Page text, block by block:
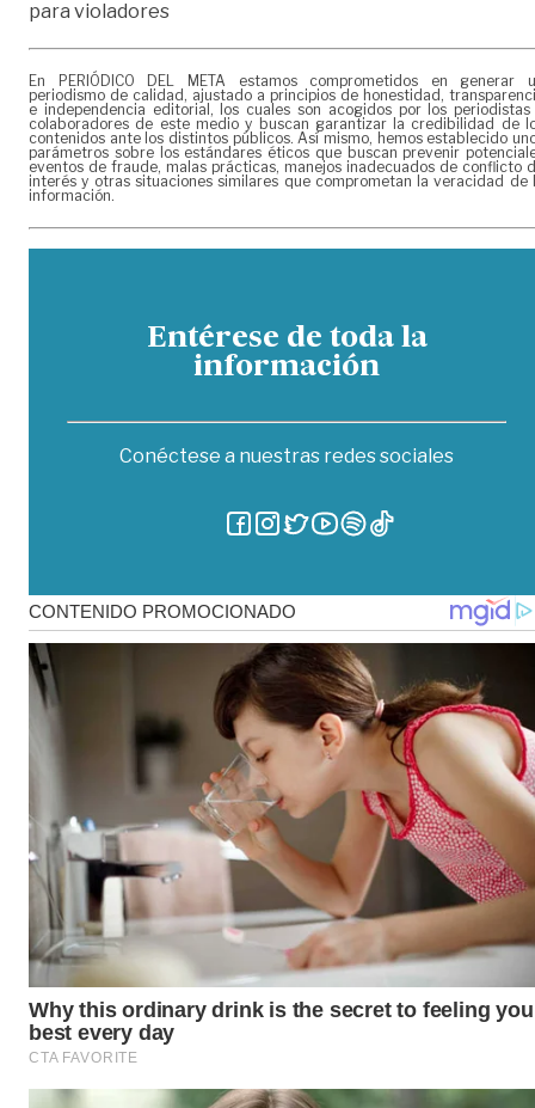
para violadores
En PERIÓDICO DEL META estamos comprometidos en generar
periodismo de calidad, ajustado a principios de honestidad,
e independencia editorial, los cuales son acogidos por los periodistas
colaboradores de este medio y buscan garantizar la credibilidad de
contenidos ante los distintos públicos. Así mismo, hemos establecido
parámetros sobre los estándares éticos que buscan prevenir
eventos de fraude, malas prácticas, manejos inadecuados de conflicto
interés y otras situaciones similares que comprometan la veracidad de
información.
Entérese de toda la
información
Conéctese a nuestras redes sociales